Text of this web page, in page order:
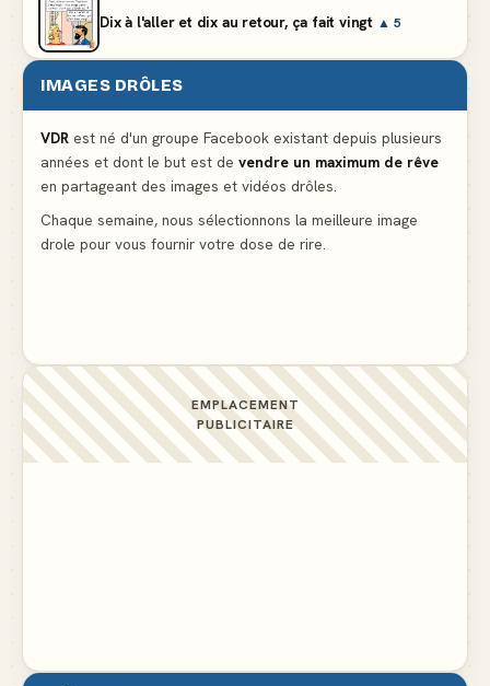
Dix à l'aller et dix au retour, ça fait vingt ▲ 5
Et vous prétendez que la lumière du frigo s'éteint
Lidl propose un climatiseur avec gants de boxe et
protège-dent offerts
IMAGES DRÔLES
VDR est né d'un groupe Facebook existant depuis plusieurs
années et dont le but est de vendre un maximum de rêve
en partageant des images et vidéos drôles.
Chaque semaine, nous sélectionnons la meilleure image
drole pour vous fournir votre dose de rire.
EMPLACEMENT
PUBLICITAIRE